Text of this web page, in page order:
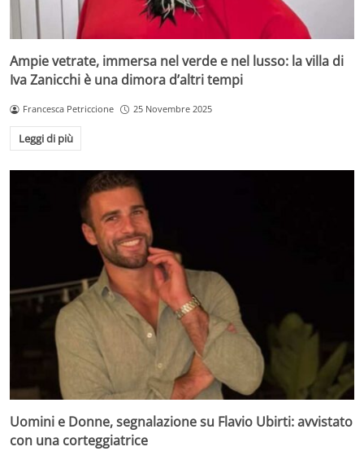
Ampie vetrate, immersa nel verde e nel lusso: la villa di
Iva Zanicchi è una dimora d’altri tempi
Francesca Petriccione 25 Novembre 2025
Leggi di più
Uomini e Donne, segnalazione su Flavio Ubirti: avvistato
con una corteggiatrice